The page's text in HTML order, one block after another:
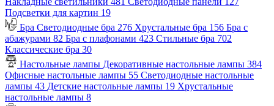
Подсветки для картин 19
Бра Светодиодные бра 276 Хрустальные бра 156 Бра с
абажурами 82 Бра с плафонами 423 Стильные бра 702
Классические бра 30
Настольные лампы Декоративные настольные лампы 384
Офисные настольные лампы 55 Светодиодные настольные
лампы 43 Детские настольные лампы 19 Хрустальные
настольные лампы 8